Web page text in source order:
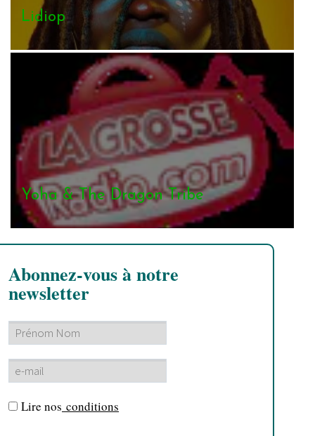
Lidiop
Yoha & The Dragon Tribe
Abonnez-vous à notre
newsletter
Lire nos conditions